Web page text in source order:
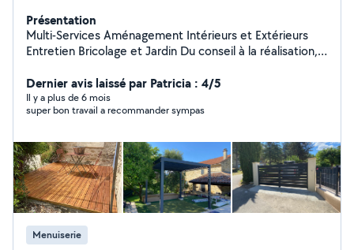
Présentation
Multi-Services Aménagement Intérieurs et Extérieurs
Entretien Bricolage et Jardin Du conseil à la réalisation,
esthétiques. Agréé Service à la Personne : vous pouvez
bénéficier d'un crédit d'impôt égal à 50 % de vos
dépenses annuelles (Plafond spécifique par activités sur
Entretien de la maison) Carte Bancaire acceptée CESU
préfinancés acceptés
Dernier avis laissé par Patricia : 4/5
Il y a plus de 6 mois
super bon travail a recommander sympas
Menuiserie